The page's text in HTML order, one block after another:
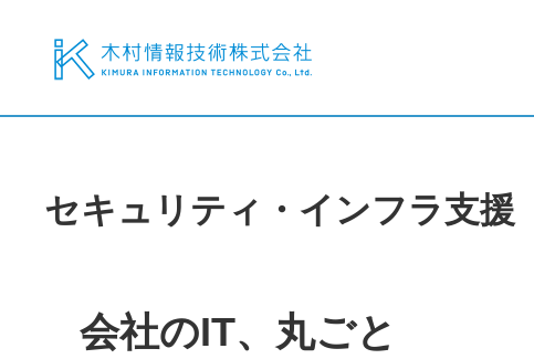
セキュリティ・インフラ支援
会社のIT、丸ごと